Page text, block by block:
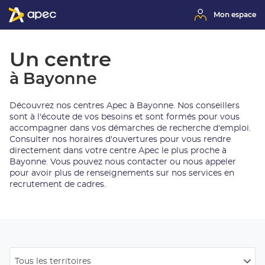
Mon espace
Un centre
à Bayonne
Découvrez nos centres Apec à Bayonne. Nos conseillers
sont à l'écoute de vos besoins et sont formés pour vous
accompagner dans vos démarches de recherche d'emploi.
Consulter nos horaires d'ouvertures pour vous rendre
directement dans votre centre Apec le plus proche à
Bayonne. Vous pouvez nous contacter ou nous appeler
pour avoir plus de renseignements sur nos services en
recrutement de cadres.
Tous les territoires